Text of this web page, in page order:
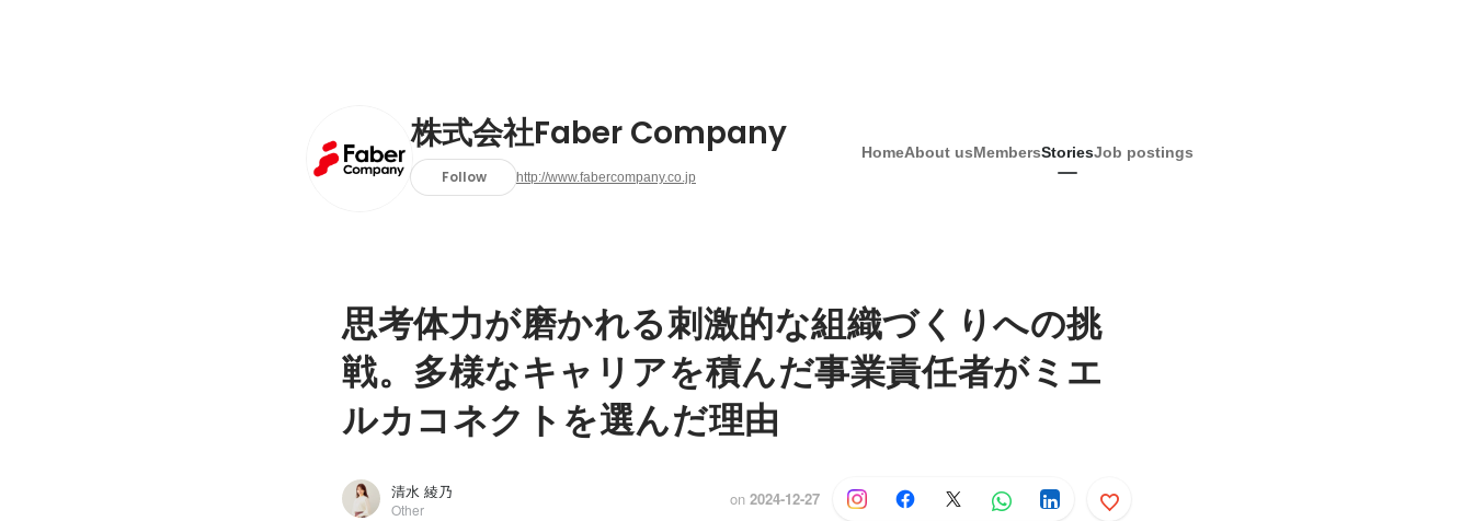
株式会社Faber Company
Follow http://www.fabercompany.co.jp
HomeAbout usMembersStoriesJob postings
思考体力が磨かれる刺激的な組織づくりへの挑
戦。多様なキャリアを積んだ事業責任者がミエ
ルカコネクトを選んだ理由
清水 綾乃
Other
on 2024-12-27